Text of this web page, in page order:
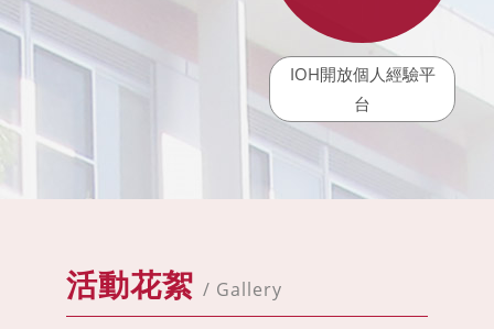
IOH開放個人經驗平
台
活動花絮 / Gallery